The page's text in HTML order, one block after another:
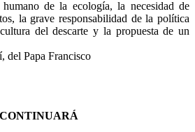
de la ecología, la necesidad de
la grave responsabilidad de la política
del descarte y la propuesta de un
del Papa Francisco
CONTINUARÁ